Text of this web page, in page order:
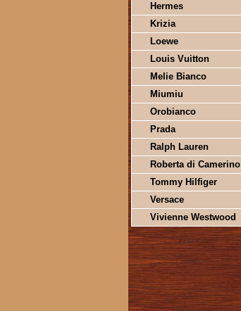
Hermes
Krizia
Loewe
Louis Vuitton
Melie Bianco
Miumiu
Orobianco
Prada
Ralph Lauren
Roberta di Camerino
Tommy Hilfiger
Versace
Vivienne Westwood